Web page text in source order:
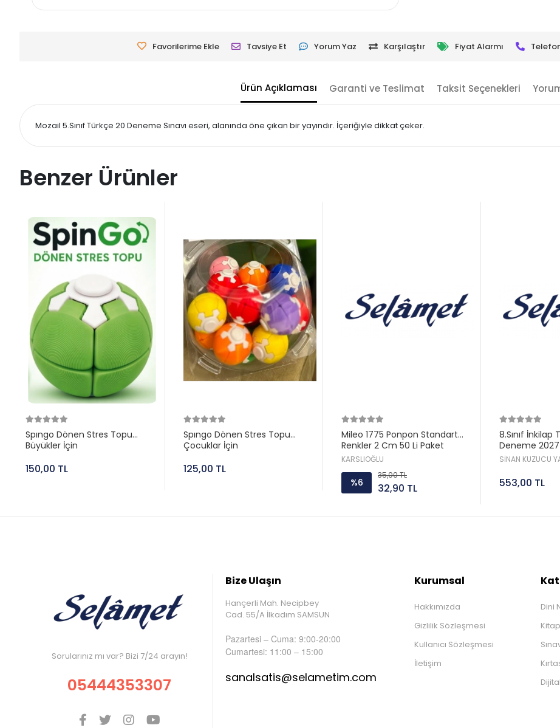
Favorilerime Ekle Tavsiye Et Yorum Yaz Karşılaştır Fiyat Alarmı
Ürün Açıklaması Garanti ve Teslimat Taksit Seçenekleri
Mozail 5.Sınıf Türkçe 20 Deneme Sınavı eseri, alanında öne çıkan bir yayındır. İçeriğiyle dikkat çeker.
Benzer Ürünler
Spıngo Dönen Stres Topu
Büyükler İçin
150,00 TL
Spıngo Dönen Stres Topu
Çocuklar İçin
125,00 TL
Mileo 1775 Ponpon Standart
Renkler 2 Cm 50 Li Paket
KARSLIOĞLU
%6
35,00 TL
32,90 TL
8.Sınıf
Deneme
Sorar Sinan
SİNAN KUZUCU
553,00 TL
Sorularınız mı var? Bizi 7/24 arayın!
05444353307
Bize Ulaşın
Hançerli Mah. Necipbey
Cad. 55/A İlkadım SAMSUN
Pazartesi – Cuma: 9:00-20:00
Cumartesi: 11:00 – 15:00
sanalsatis@selametim.com
Kurumsal
Hakkımızda
Gizlilik Sözleşmesi
Kullanıcı Sözleşmesi
İletişim
Dini
Kitap